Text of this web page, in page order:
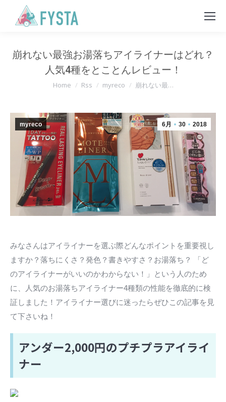
崩れない最強お湯落ちアイライナーはどれ？
人気4種をとことんレビュー！
You are here:
Home Rss myreco 崩れない最…
6月 30 2018
myreco
みなさんはアイライナーを選ぶ際どんなポイントを重要視し
ますか？落ちにくさ？発色？書きやすさ？お湯落ち？ 「ど
のアイライナーがいいのかわからない！」という人のため
に、人気のお湯落ちアイライナー4種類の性能を徹底的に検
証しました！アイライナー選びに迷ったらぜひこの記事を見
て下さいね！
アンダー2,000円のプチプラアイライ
ナー